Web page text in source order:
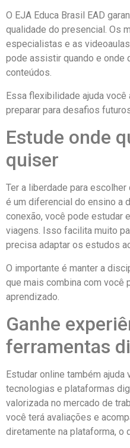
O EJA Educa Brasil EAD
qualidade do presencial. Os
especialistas e as
pode assistir quando e onde
conteúdos.
Essa flexibilidade ajuda você
preparar para desafios
Estude onde
quiser
Ter a liberdade para
é um diferencial do ensino a
conexão, você pode estudar
viagens. Isso facilita muito
precisa adaptar os estudos
O importante é manter a
que mais combina com você
aprendizado.
Ganhe
ferramentas
Estudar online também
tecnologias e plataformas
valorizada no mercado de
você terá avaliações e
diretamente na plataforma, o